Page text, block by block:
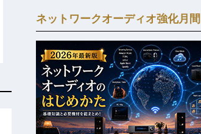
ネットワークオーディオ強化月間